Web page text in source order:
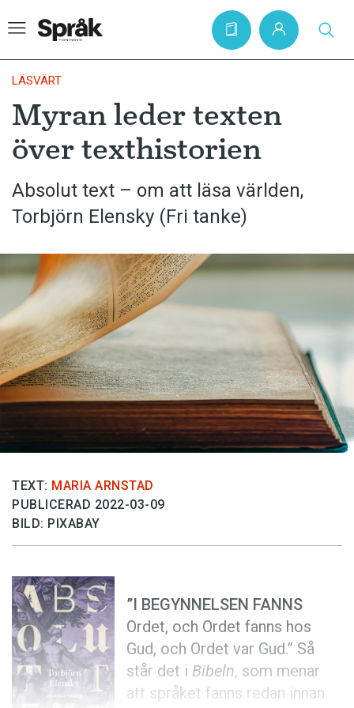
Hem
Artiklar
Krönikor
Språkfrågor
Bokrecensioner
Kviss
Podden
Anmäl till språkpolisen
Föreslå nyord
Annonsera
Prenumerera
Läs Språktidningen digitalt
Press
LÄSVÄRT
Myran leder texten
över texthistorien
Absolut text – om att läsa världen,
Torbjörn Elensky (Fri tanke)
TEXT: MARIA ARNSTAD
PUBLICERAD 2022-03-09
BILD: PIXABAY
”I BEGYNNELSEN FANNS
Ordet, och Ordet fanns hos
Gud, och Ordet var Gud.” Så
står det i Bibeln, som menar
att språket fanns redan innan